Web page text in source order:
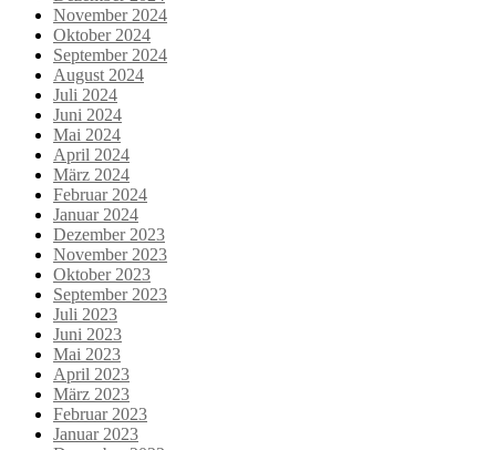
November 2024
Oktober 2024
September 2024
August 2024
Juli 2024
Juni 2024
Mai 2024
April 2024
März 2024
Februar 2024
Januar 2024
Dezember 2023
November 2023
Oktober 2023
September 2023
Juli 2023
Juni 2023
Mai 2023
April 2023
März 2023
Februar 2023
Januar 2023